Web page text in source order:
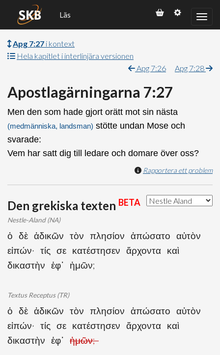
Läs
Apg 7:27 i kontext
Hela kapitlet i interlinjära versionen
Apg 7:26
Apg 7:28
Apostlagärningarna 7:27
Men den som hade gjort orätt mot sin nästa
(medmänniska, landsman) stötte undan Mose och
svarade:
Vem har satt dig till ledare och domare över oss?
Rapportera ett problem
Den grekiska texten BETA
Nestle-Aland (NA)
ὁ δὲ ἀδικῶν τὸν πλησίον ἀπώσατο αὐτὸν
εἰπών· τίς σε κατέστησεν ἄρχοντα καὶ
δικαστὴν ἐφ᾽ ἡμῶν;
Textus Receptus (TR)
ὁ δὲ ἀδικῶν τὸν πλησίον ἀπώσατο αὐτὸν
εἰπών· τίς σε κατέστησεν ἄρχοντα καὶ
δικαστὴν ἐφ᾽ ἡμῶν;